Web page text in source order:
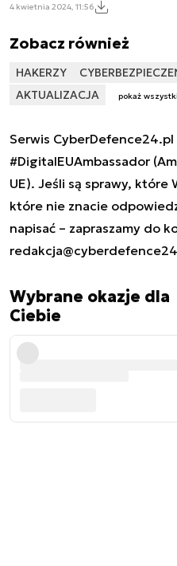
4 kwietnia 2024, 11:56
Zobacz również
HAKERZY
AKTUALIZACJA
pokaż
Serwis CyberDefence24.pl
#DigitalEUAmbassador
UE). Jeśli są sprawy, które
które nie znacie
napisać – zapraszamy do
Wybrane okazje dla
Ciebie